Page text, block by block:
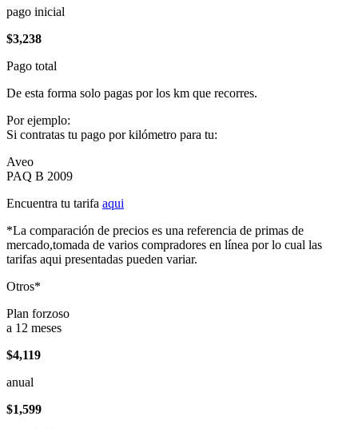
pago inicial
$3,238
Pago total
De esta forma solo pagas por los km que recorres.
Por ejemplo:
Si contratas tu pago por kilómetro para tu:
Aveo
PAQ B 2009
Encuentra tu tarifa aqui
*La comparación de precios es una referencia de primas de
mercado,tomada de varios compradores en línea por lo cual las
tarifas aqui presentadas pueden variar.
Otros*
Plan forzoso
a 12 meses
$4,119
anual
$1,599